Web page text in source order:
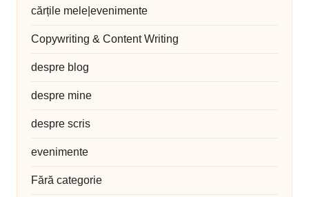
cărțile mele|evenimente
Copywriting & Content Writing
despre blog
despre mine
despre scris
evenimente
Fără categorie